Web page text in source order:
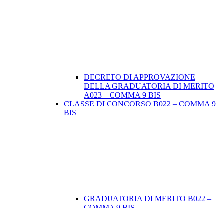
DECRETO DI APPROVAZIONE
DELLA GRADUATORIA DI MERITO
A023 – COMMA 9 BIS
CLASSE DI CONCORSO B022 – COMMA 9
BIS
GRADUATORIA DI MERITO B022 –